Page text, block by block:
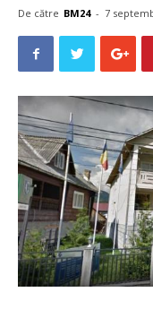
De către BM24 - 7